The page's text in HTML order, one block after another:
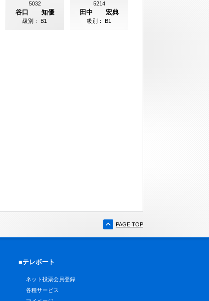
5032
谷口 知優
級別：B1
5214
田中 宏典
級別：B1
PAGE TOP
■テレボート
ネット投票会員登録
各種サービス